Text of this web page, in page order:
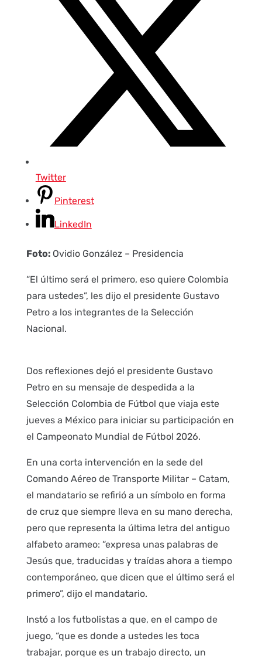
Twitter
Pinterest
LinkedIn
Foto: Ovidio González – Presidencia
​​​​“El último será el primero, eso quiere Colombia
para ustedes”, les dijo el presidente Gustavo
Petro a los integrantes de la Selección
Nacional.​
Dos reflexiones dejó el presidente Gustavo
Petro en su mensaje de despedida a la
Selección Colombia de Fútbol que viaja este
jueves a México para iniciar su participación en
el Campeonato Mundial de Fútbol 2026.
En una corta intervención en la sede del
Comando Aéreo de Transporte Militar – Catam,
el mandatario se refirió a un símbolo en forma
de cruz que siempre lleva en su mano derecha,
pero que representa la última letra del antiguo
alfabeto arameo: “expresa unas palabras de
Jesús que, traducidas y traídas ahora a tiempo
contemporáneo, que dicen que el último será el
primero”, dijo el mandatario.
Instó a los futbolistas a que, en el campo de
juego, “que es donde a ustedes les toca
trabajar, porque es un trabajo directo, un